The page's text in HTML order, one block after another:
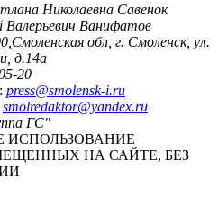
Николаевна Савенок
Валерьевич Ванифатов
обл, г. Смоленск, ул.
д.14а
20
press@smolensk-i.ru
smolredaktor@yandex.ru
ГС"
ИСПОЛЬЗОВАНИЕ
НА САЙТЕ, БЕЗ